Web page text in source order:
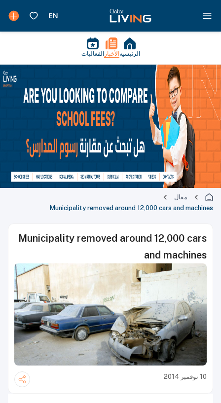
الرئيسية الأخبار الفعاليات
مقال
Municipality removed around 12,000 cars and machines
Municipality removed around 12,000 cars
and machines
10 نوفمبر 2014